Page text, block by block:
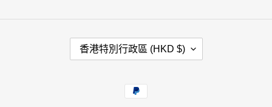
國香港特別行政區 (HKD $)
付
款